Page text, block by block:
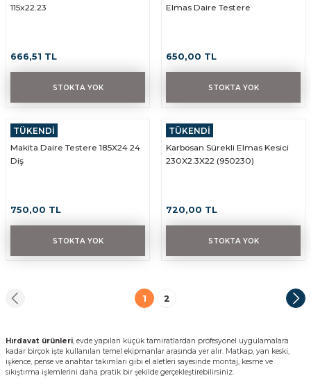
115x22.23
666,51 TL
STOKTA YOK
Elmas Daire Testere
650,00 TL
STOKTA YOK
TÜKENDİ
MAKİTA
Makita Daire Testere 185X24 24
Diş
750,00 TL
STOKTA YOK
TÜKENDİ
KARBOSAN
Karbosan Sürekli Elmas Kesici
230X2.3X22 (950230)
720,00 TL
STOKTA YOK
1 2
Hırdavat ürünleri, evde yapılan küçük tamiratlardan profesyonel uygulamalara
kadar birçok işte kullanılan temel ekipmanlar arasında yer alır. Matkap, yan keski,
işkence, pense ve anahtar takımları gibi el aletleri sayesinde montaj, kesme ve
sıkıştırma işlemlerini daha pratik bir şekilde gerçekleştirebilirsiniz.